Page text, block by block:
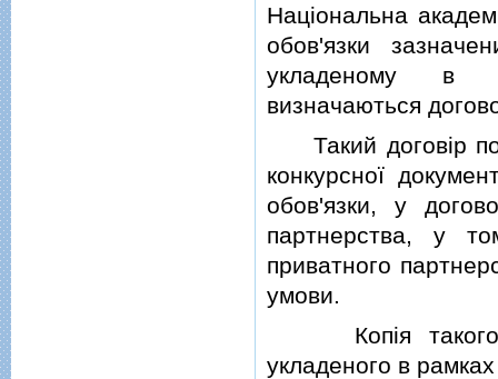
Нацiональна
обов'язки
укладеному в
визначаються
Такий договiр
конкурсної
обов'язки, у
партнерства, у
приватного
умови.
Копiя такого
укладеного в